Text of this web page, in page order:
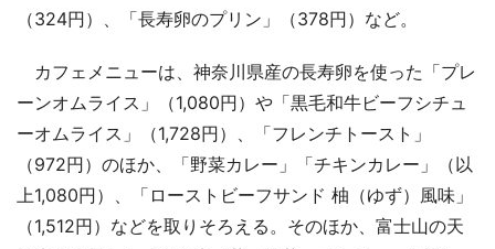
（324円）、「長寿卵のプリン」（378円）など。
カフェメニューは、神奈川県産の長寿卵を使った「プレ
ーンオムライス」（1,080円）や「黒毛和牛ビーフシチュ
ーオムライス」（1,728円）、「フレンチトースト」
（972円）のほか、「野菜カレー」「チキンカレー」（以
上1,080円）、「ローストビーフサンド 柚（ゆず）風味」
（1,512円）などを取りそろえる。そのほか、富士山の天